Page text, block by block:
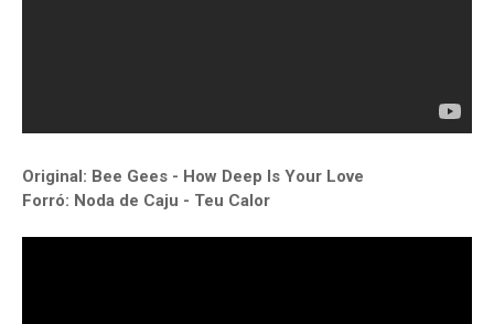
Original: Bee Gees - How Deep Is Your Love
Forró: Noda de Caju - Teu Calor